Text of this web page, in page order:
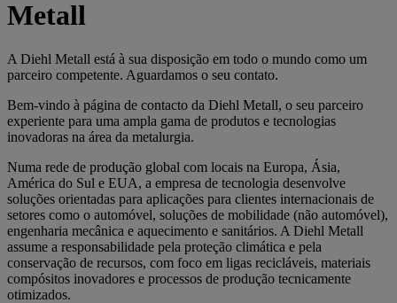
Metall
A Diehl Metall está à sua disposição em todo o mundo como um
parceiro competente. Aguardamos o seu contato.
Bem-vindo à página de contacto da Diehl Metall, o seu parceiro
experiente para uma ampla gama de produtos e tecnologias
inovadoras na área da metalurgia.
Numa rede de produção global com locais na Europa, Ásia,
América do Sul e EUA, a empresa de tecnologia desenvolve
soluções orientadas para aplicações para clientes internacionais de
setores como o automóvel, soluções de mobilidade (não automóvel),
engenharia mecânica e aquecimento e sanitários. A Diehl Metall
assume a responsabilidade pela proteção climática e pela
conservação de recursos, com foco em ligas recicláveis, materiais
compósitos inovadores e processos de produção tecnicamente
otimizados.